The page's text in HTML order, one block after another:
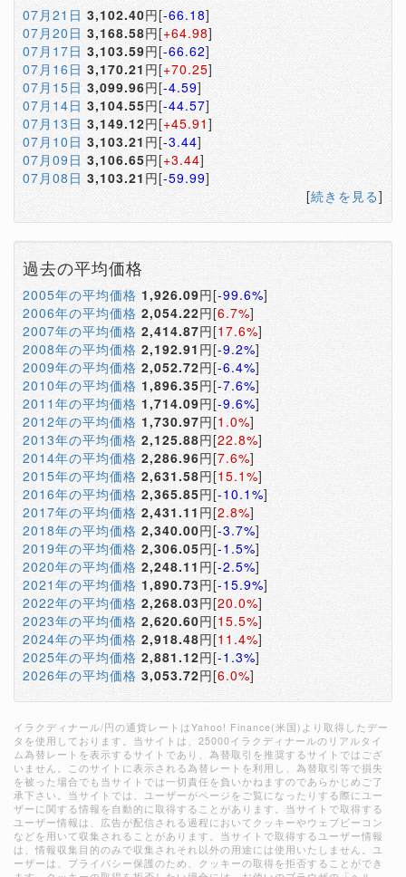
07月21日 3,102.40円[-66.18]
07月20日 3,168.58円[+64.98]
07月17日 3,103.59円[-66.62]
07月16日 3,170.21 円[+70.25]
07月15日 3,099.96円[-4.59]
07月14日 3,104.55円[-44.57]
07月13日 3,149.12円[+45.91 ]
07月10日 3,103.21円[-3.44]
07月09日 3,106.65円[+3.44]
07月08日 3,103.21 円[-59.99]
[続きを見る]
過去の平均価格
2005年の平均価格 1,926.09円[-99.6%]
2006年の平均価格 2,054.22円[6.7%]
2007年の平均価格 2,414.87円[17.6%]
2008年の平均価格 2,192.91 円[-9.2%]
2009年の平均価格 2,052.72円[-6.4%]
2010年の平均価格 1,896.35円[-7.6%]
2011年の平均価格 1,714.09円[-9.6%]
2012年の平均価格 1,730.97円[1.0%]
2013年の平均価格 2,125.88円[22.8%]
2014年の平均価格 2,286.96円[7.6%]
2015年の平均価格 2,631.58円[15.1%]
2016年の平均価格 2,365.85円[-10.1%]
2017年の平均価格 2,431.11 円[2.8%]
2018年の平均価格 2,340.00円[-3.7%]
2019年の平均価格 2,306.05円[-1.5%]
2020年の平均価格 2,248.11 円[-2.5%]
2021年の平均価格 1,890.73円[-15.9%]
2022年の平均価格 2,268.03円[20.0%]
2023年の平均価格 2,620.60円[15.5%]
2024年の平均価格 2,918.48円[11.4%]
2025年の平均価格 2,881.12円[-1.3%]
2026年の平均価格 3,053.72円[6.0%]
イラクディナール/円の通貨レートはYahoo! Finance(米国)より取得したデー
タを使用しております。当サイトは、25000イラクディナールのリアルタイ
ム為替レートを表示するサイトであり、為替取引を推奨するサイトではござ
いません。このサイトに表示される為替レートを利用し、為替取引等で損失
を被った場合でも当サイトでは一切責任を負いかねますのであらかじめご了
承下さい。当サイトでは、ユーザーがページをご覧になったりする際にユー
ザーに関する情報を自動的に取得することがあります。当サイトで取得する
ユーザー情報は、広告が配信される過程においてクッキーやウェブビーコン
などを用いて収集されることがあります。当サイトで取得するユーザー情報
は、情報収集目的のみで収集されそれ以外の用途には使用いたしません。ユ
ーザーは、プライバシー保護のため、クッキーの取得を拒否することができ